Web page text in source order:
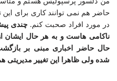
حاضر هم نمی توانند کاری برای
در مورد افراد صحبت کنم. چندی
ناکامی هاست و به هر حال ایشان
حال حاضر اخباری مبنی بر
شده ولی ظاهرا این تغییر مدیریتی